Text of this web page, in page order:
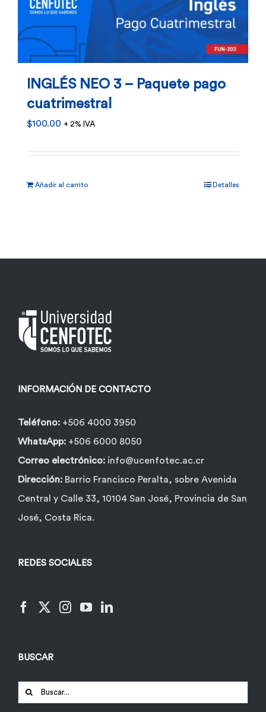
INGLÉS NEO 3 – Paquete pago
cuatrimestral
$100.00 + 2% IVA
Añadir al carrito Detalles
INFORMACIÓN DE CONTACTO
Teléfono: +506 4000 3950
WhatsApp: +506 6000 8050
Correo electrónico: info@ucenfotec.ac.cr
Dirección: Barrio Francisco Peralta, sobre Avenida
Central y Calle 33, 10104 San José, Provincia de San
José, Costa Rica.
REDES SOCIALES
BUSCAR
Buscar: